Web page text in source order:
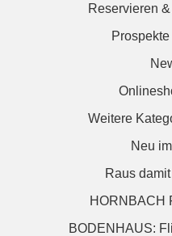
Reservieren
Weitere
Neu
Raus
HORNBACH
BODENHAUS: